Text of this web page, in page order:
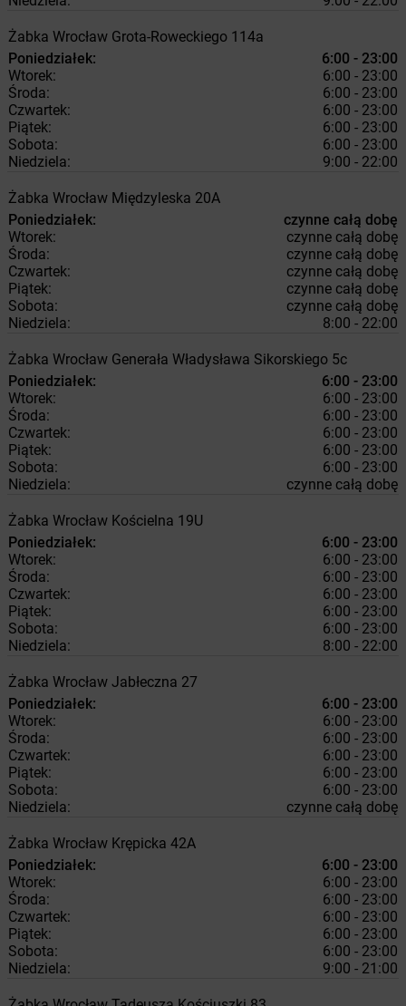
Żabka Wrocław Grota-Roweckiego 114a
Poniedziałek:
6:00 - 23:00
Wtorek:
6:00 - 23:00
Środa:
6:00 - 23:00
Czwartek:
6:00 - 23:00
Piątek:
6:00 - 23:00
Sobota:
6:00 - 23:00
Niedziela:
9:00 - 22:00
Żabka Wrocław Międzyleska 20A
Poniedziałek:
czynne całą dobę
Wtorek:
czynne całą dobę
Środa:
czynne całą dobę
Czwartek:
czynne całą dobę
Piątek:
czynne całą dobę
Sobota:
czynne całą dobę
Niedziela:
8:00 - 22:00
Żabka Wrocław Generała Władysława Sikorskiego 5c
Poniedziałek:
6:00 - 23:00
Wtorek:
6:00 - 23:00
Środa:
6:00 - 23:00
Czwartek:
6:00 - 23:00
Piątek:
6:00 - 23:00
Sobota:
6:00 - 23:00
Niedziela:
czynne całą dobę
Żabka Wrocław Kościelna 19U
Poniedziałek:
6:00 - 23:00
Wtorek:
6:00 - 23:00
Środa:
6:00 - 23:00
Czwartek:
6:00 - 23:00
Piątek:
6:00 - 23:00
Sobota:
6:00 - 23:00
Niedziela:
8:00 - 22:00
Żabka Wrocław Jabłeczna 27
Poniedziałek:
6:00 - 23:00
Wtorek:
6:00 - 23:00
Środa:
6:00 - 23:00
Czwartek:
6:00 - 23:00
Piątek:
6:00 - 23:00
Sobota:
6:00 - 23:00
Niedziela:
czynne całą dobę
Żabka Wrocław Krępicka 42A
Poniedziałek:
6:00 - 23:00
Wtorek:
6:00 - 23:00
Środa:
6:00 - 23:00
Czwartek:
6:00 - 23:00
Piątek:
6:00 - 23:00
Sobota:
6:00 - 23:00
Niedziela:
9:00 - 21:00